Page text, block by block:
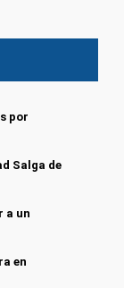
por
Salga de
a un
en